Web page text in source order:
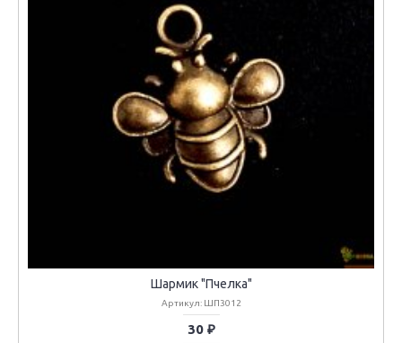
Шармик "Пчелка"
Артикул: ШП3012
30 ₽